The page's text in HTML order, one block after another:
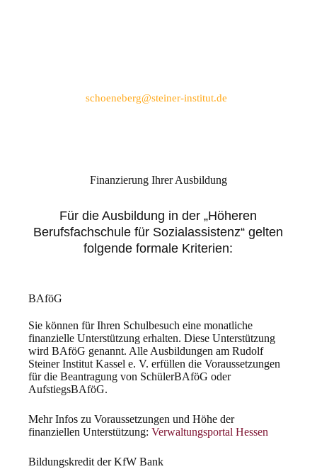
heilpädagogischen Einrichtungen (6-8
Wochen)
schoeneberg@steiner-institut.de
Finanzierung Ihrer Ausbildung
Für die Ausbildung in der „Höheren
Berufsfachschule für Sozialassistenz“ gelten
folgende formale Kriterien:
BAföG
Sie können für Ihren Schulbesuch eine monatliche
finanzielle Unterstützung erhalten. Diese Unterstützung
wird BAföG genannt. Alle Ausbildungen am Rudolf
Steiner Institut Kassel e. V. erfüllen die Voraussetzungen
für die Beantragung von SchülerBAföG oder
AufstiegsBAföG.
Mehr Infos zu Voraussetzungen und Höhe der
finanziellen Unterstützung:Verwaltungsportal Hessen
Bildungskredit der KfW Bank